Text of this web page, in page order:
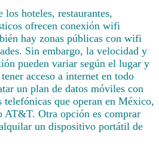
los hoteles, restaurantes,
ofrecen conexión wifi
hay zonas públicas con wifi
Sin embargo, la velocidad y
pueden variar según el lugar y
acceso a internet en todo
un plan de datos móviles con
telefónicas que operan en México,
AT&T. Otra opción es comprar
un dispositivo portátil de